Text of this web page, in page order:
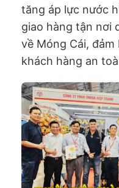
tăng áp lực nước
giao hàng tận nơi
về Móng Cái,
khách hàng an